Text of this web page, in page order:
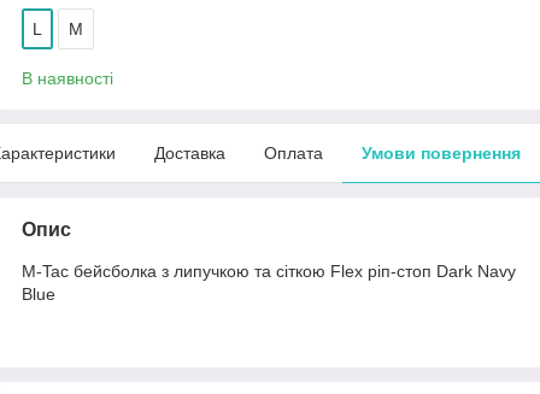
L M
В наявності
Доставка Оплата Умови повернення
Опис
M-Tac бейсболка з липучкою та сіткою Flex ріп-стоп Dark Navy
Blue